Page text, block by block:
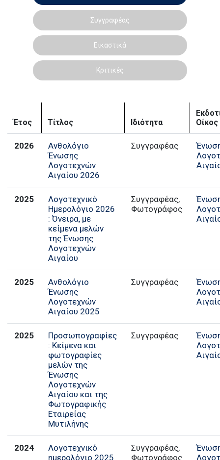
Συγγραφέας
Εικαστικά
Κριτικές
Έτος Τίτλος Ιδιότητα
Οίκος
2026
Ανθολόγιο
Ένωσης
Λογοτεχνών
Αιγαίου 2026
Συγγραφέας
2025
Λογοτεχνικό
Ημερολόγιο 2026
: Όνειρα, με
κείμενα μελών
της Ένωσης
Λογοτεχνών
Αιγαίου
Συγγραφέας,
Φωτογράφος
2025
Ανθολόγιο
Ένωσης
Λογοτεχνών
Αιγαίου 2025
Συγγραφέας
2025
Προσωπογραφίες
: Κείμενα και
φωτογραφίες
μελών της
Ένωσης
Λογοτεχνών
Αιγαίου και της
Φωτογραφικής
Εταιρείας
Μυτιλήνης
Συγγραφέας
2024
Λογοτεχνικό
ημερολόγιο 2025
Συγγραφέας,
Φωτογράφος